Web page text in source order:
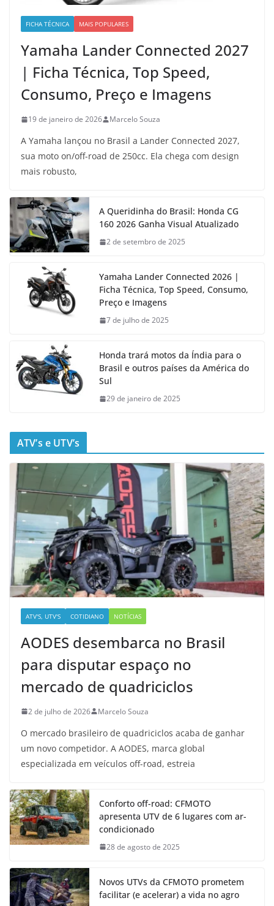
FICHA TÉCNICA MAIS POPULARES
Yamaha Lander Connected 2027
| Ficha Técnica, Top Speed,
Consumo, Preço e Imagens
19 de janeiro de 2026 Marcelo Souza
A Yamaha lançou no Brasil a Lander Connected 2027,
sua moto on/off-road de 250cc. Ela chega com design
mais robusto,
A Queridinha do Brasil: Honda CG
160 2026 Ganha Visual Atualizado
2 de setembro de 2025
Yamaha Lander Connected 2026 |
Ficha Técnica, Top Speed, Consumo,
Preço e Imagens
7 de julho de 2025
Honda trará motos da Índia para o
Brasil e outros países da América do
Sul
29 de janeiro de 2025
ATV’s e UTV’s
ATV'S, UTV'S COTIDIANO NOTÍCIAS
AODES desembarca no Brasil
para disputar espaço no
mercado de quadriciclos
2 de julho de 2026 Marcelo Souza
O mercado brasileiro de quadriciclos acaba de ganhar
um novo competidor. A AODES, marca global
especializada em veículos off-road, estreia
Conforto off-road: CFMOTO
apresenta UTV de 6 lugares com ar-
condicionado
28 de agosto de 2025
Novos UTVs da CFMOTO prometem
facilitar (e acelerar) a vida no agro